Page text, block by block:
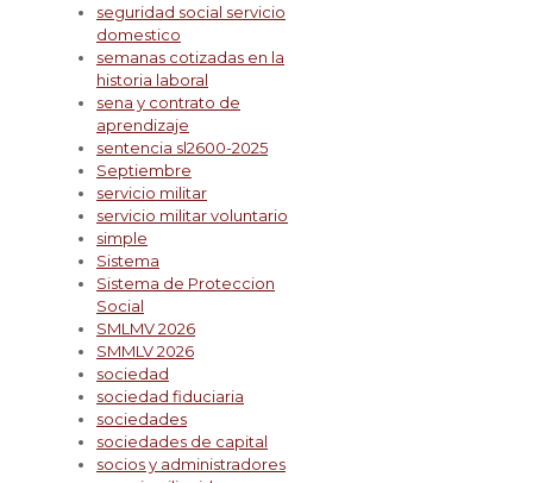
seguridad social servicio
domestico
semanas cotizadas en la
historia laboral
sena y contrato de
aprendizaje
sentencia sl2600-2025
Septiembre
servicio militar
servicio militar voluntario
simple
Sistema
Sistema de Proteccion
Social
SMLMV 2026
SMMLV 2026
sociedad
sociedad fiduciaria
sociedades
sociedades de capital
socios y administradores